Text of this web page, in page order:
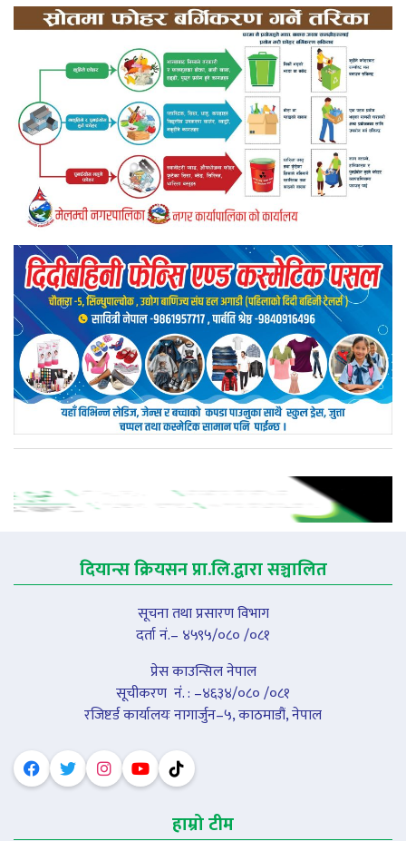
दियान्स क्रियसन प्रा.लि.द्वारा सञ्चालित
सूचना तथा प्रसारण विभाग
दर्ता नं.– ४५९५/०८० /०८१
प्रेस काउन्सिल नेपाल
सूचीकरण नंं. : –४६३४/०८० /०८१
रजिष्टर्ड कार्यालयः नागार्जुन–५, काठमाडौं, नेपाल
हाम्रो टीम